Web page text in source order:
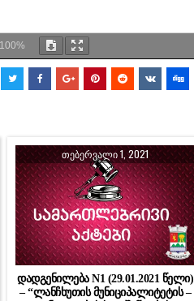
100%
ᲗᲔᲑᲔᲠᲕᲐᲚᲘ 1, 2021
დადგენილება N1 (29.01.2021 წელი)
– “ლანჩხუთის მუნიციპალიტეტის –